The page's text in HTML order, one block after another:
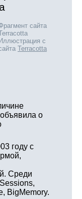
сайта
Иллюстрация с
Terracotta
о
году с
Среди
BigMemory.